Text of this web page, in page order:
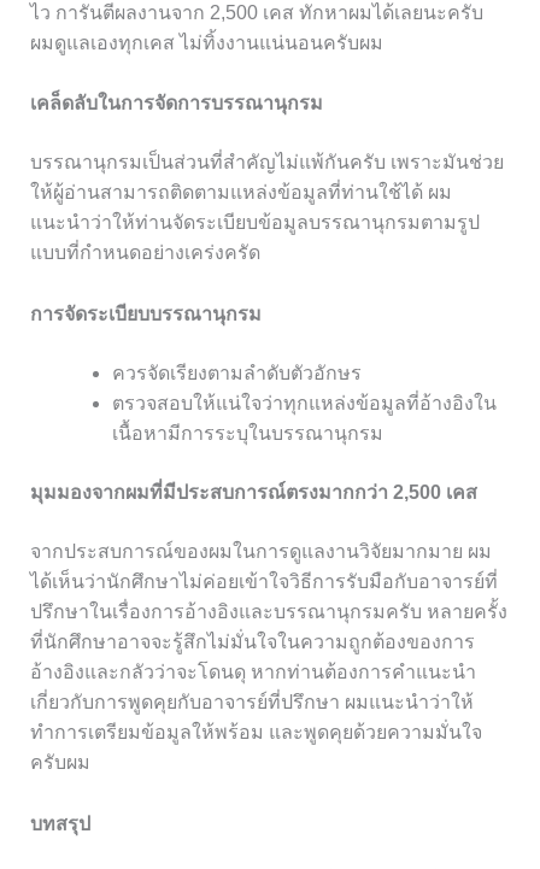
ไว การันตีผลงานจาก 2,500 เคส ทักหาผมได้เลยนะครับ
ผมดูแลเองทุกเคส ไม่ทิ้งงานแน่นอนครับผม
เคล็ดลับในการจัดการบรรณานุกรม
บรรณานุกรมเป็นส่วนที่สำคัญไม่แพ้กันครับ เพราะมันช่วย
ให้ผู้อ่านสามารถติดตามแหล่งข้อมูลที่ท่านใช้ได้ ผม
แนะนำว่าให้ท่านจัดระเบียบข้อมูลบรรณานุกรมตามรูป
แบบที่กำหนดอย่างเคร่งครัด
การจัดระเบียบบรรณานุกรม
ควรจัดเรียงตามลำดับตัวอักษร
ตรวจสอบให้แน่ใจว่าทุกแหล่งข้อมูลที่อ้างอิงใน
เนื้อหามีการระบุในบรรณานุกรม
มุมมองจากผมที่มีประสบการณ์ตรงมากกว่า 2,500 เคส
จากประสบการณ์ของผมในการดูแลงานวิจัยมากมาย ผม
ได้เห็นว่านักศึกษาไม่ค่อยเข้าใจวิธีการรับมือกับอาจารย์ที่
ปรึกษาในเรื่องการอ้างอิงและบรรณานุกรมครับ หลายครั้ง
ที่นักศึกษาอาจจะรู้สึกไม่มั่นใจในความถูกต้องของการ
อ้างอิงและกลัวว่าจะโดนดุ หากท่านต้องการคำแนะนำ
เกี่ยวกับการพูดคุยกับอาจารย์ที่ปรึกษา ผมแนะนำว่าให้
ทำการเตรียมข้อมูลให้พร้อม และพูดคุยด้วยความมั่นใจ
ครับผม
บทสรุป